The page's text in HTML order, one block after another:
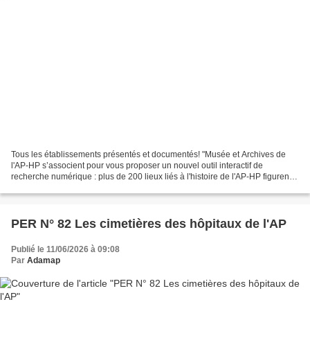
Tous les établissements présentés et documentés! "Musée et Archives de
l'AP-HP s’associent pour vous proposer un nouvel outil interactif de
recherche numérique : plus de 200 lieux liés à l'histoire de l'AP-HP figurent
PER N° 82 Les cimetières des hôpitaux de l'AP
Publié le 11/06/2026 à 09:08
Par Adamap